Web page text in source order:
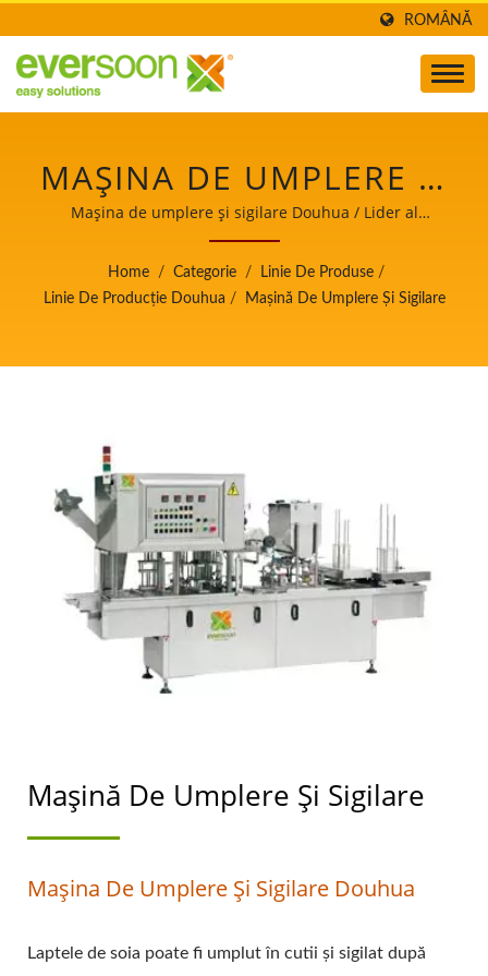
ROMÂNĂ
MAȘINA DE UMPLERE ȘI
SIGILARE ESTE UNA
DINTRE MAȘINILE DIN
LINIA DE PRODUCȚIE
DE FABRICARE A TOFU-
ULUI ȘI LAPTELUI DE
SOIA CU O PRIORITATE
DE TOP ÎN SIGURANȚA
ALIMENTELOR.
Mașina de umplere și sigilare Douhua / Lider al
mașinilor automate de fabricare a tofu-ului și laptelui
de soia cu o prioritate de top în siguranța alimentelor.
Home / Categorie / Linie De Produse /
Linie De Producție Douhua / Mașină De Umplere Și Sigilare
Mașină De Umplere Și Sigilare
Mașina De Umplere Și Sigilare Douhua
Laptele de soia poate fi umplut în cutii și sigilat după